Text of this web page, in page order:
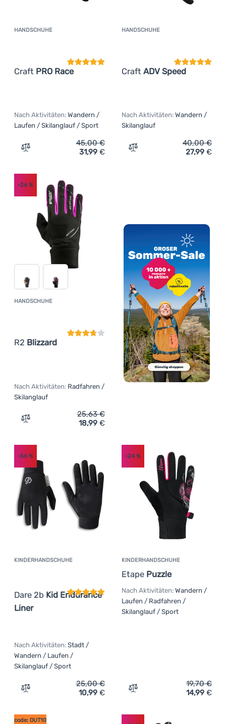
HANDSCHUHE
Craft PRO Race
Kundenbewertung
Nach Aktivitäten: Wandern /
Laufen / Skilanglauf / Sport
Zum Vergleich 'Handschuhe Craft PRO Race' hinzufügen
45,00€
31,99 €
HANDSCHUHE
Craft ADV Speed
Nach Aktivitäten: Wandern /
Skilanglauf
Zum Vergleich
40,00€
27,99 €
HANDSCHUHE
R2 Blizzard
Kundenbewertung
-26 %
Nach Aktivitäten: Radfahren /
Skilanglauf
Zum Vergleich 'Handschuhe R2 Blizzard' hinzufügen
25,63€
18,99 €
KINDERHANDSCHUHE
Dare 2b Kid Endurance
Liner
Kundenbewertung
-56 %
Nach Aktivitäten: Stadt /
Wandern / Laufen /
Skilanglauf / Sport
Zum Vergleich 'Kinderhandschuhe Dare 2b Kid
25,00€
10,99 €
KINDERHANDSCHUHE
Etape Puzzle
-24%
Nach Aktivitäten: Wandern /
Laufen / Radfahren /
Skilanglauf / Sport
Zum Vergleich
19,70€
14,99 €
code: OUT10